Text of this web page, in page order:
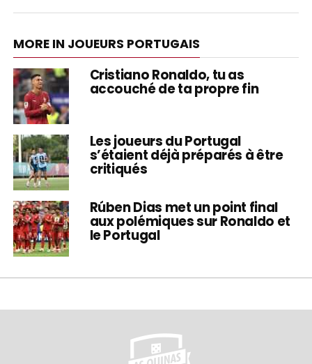
MORE IN JOUEURS PORTUGAIS
Cristiano Ronaldo, tu as
accouché de ta propre fin
Les joueurs du Portugal
s’étaient déjà préparés à être
critiqués
Rúben Dias met un point final
aux polémiques sur Ronaldo et
le Portugal